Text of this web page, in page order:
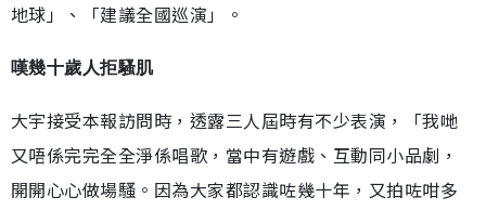
地球」、「建議全國巡演」。
嘆幾十歲人拒騷肌
大宇接受本報訪問時，透露三人屆時有不少表演，「我哋
又唔係完完全全淨係唱歌，當中有遊戲、互動同小品劇，
開開心心做場騷。因為大家都認識咗幾十年，又拍咗咁多